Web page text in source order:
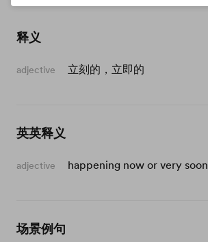
释义
adjective 立刻的，立即的
英英释义
adjective happening now or very soon
场景例句